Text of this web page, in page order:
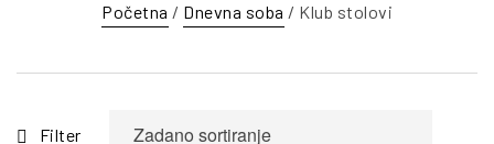
Početna / Dnevna soba / Klub stolovi
Filter